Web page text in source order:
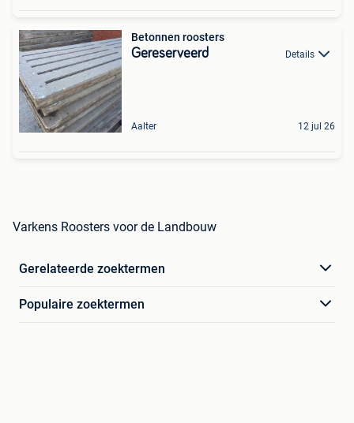
Betonnen roosters
Gereserveerd Details
Aalter 12 jul 26
Varkens Roosters voor de Landbouw
Gerelateerde zoektermen
Populaire zoektermen